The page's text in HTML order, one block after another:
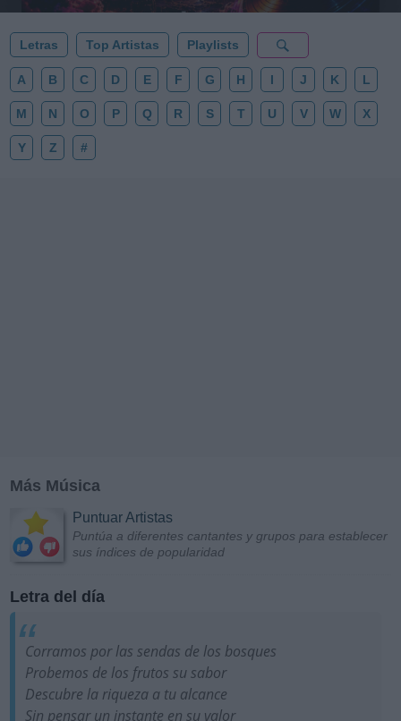
Letras Top Artistas Playlists
A B C D E F G H I J K L
M N O P Q R S T U V W X
Y Z #
Más Música
Puntuar Artistas
Puntúa a diferentes cantantes y grupos para establecer
sus índices de popularidad
Letra del día
Corramos por las sendas de los bosques
Probemos de los frutos su sabor
Descubre la riqueza a tu alcance
Sin pensar un instante en su valor